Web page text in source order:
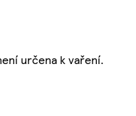
určena k vaření.